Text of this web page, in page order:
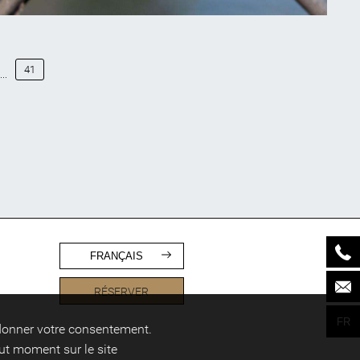
FR
UNE BALADE
ROMANTIQUE AU
... 41
FRANÇAIS
RÉSERVER
votre consentement.
moment sur le site